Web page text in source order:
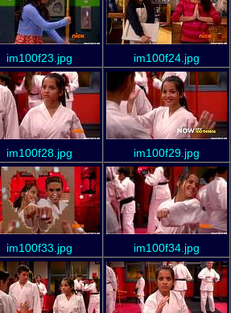
im100f23.jpg im100f24.jpg
im100f28.jpg im100f29.jpg
im100f33.jpg im100f34.jpg